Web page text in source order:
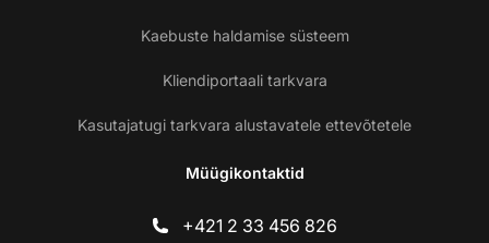
Kaebuste haldamise süsteem
Kliendiportaali tarkvara
Kasutajatugi tarkvara alustavatele ettevõtetele
Müügikontaktid
+421 2 33 456 826